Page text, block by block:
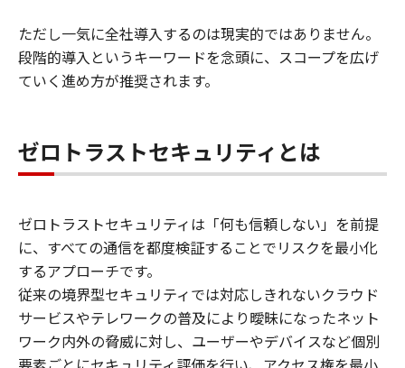
ただし一気に全社導入するのは現実的ではありません。
段階的導入というキーワードを念頭に、スコープを広げ
ていく進め方が推奨されます。
ゼロトラストセキュリティとは
ゼロトラストセキュリティは「何も信頼しない」を前提
に、すべての通信を都度検証することでリスクを最小化
するアプローチです。
従来の境界型セキュリティでは対応しきれないクラウド
サービスやテレワークの普及により曖昧になったネット
ワーク内外の脅威に対し、ユーザーやデバイスなど個別